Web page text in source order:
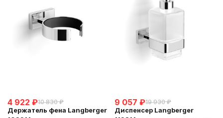
4 922 ₽10 830 ₽
Держатель фена Langberger
9 057 ₽19 930 ₽
Диспенсер Langberger